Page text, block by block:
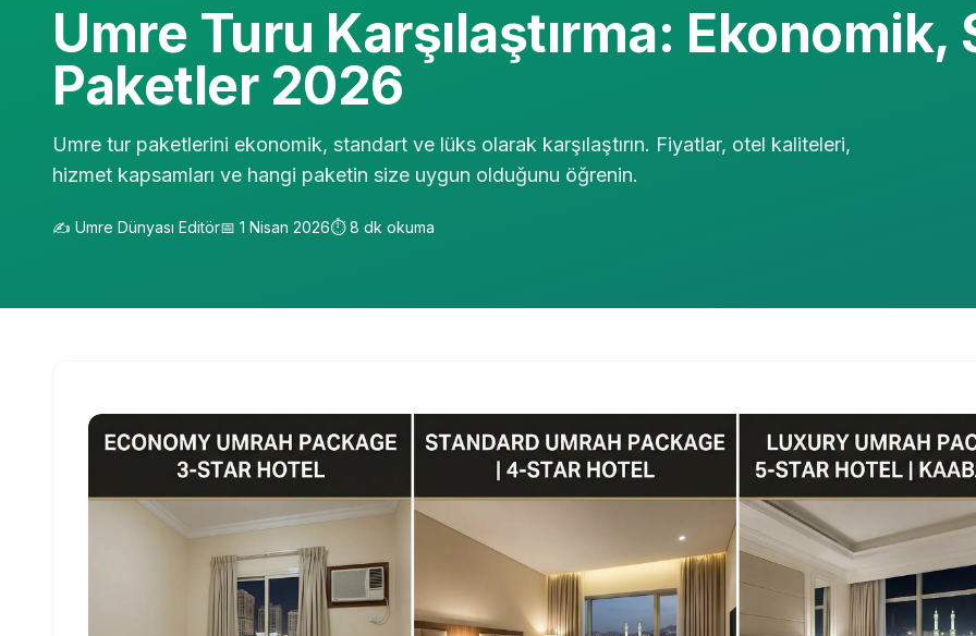
Umre Turu Karşılaştırma:
Paketler 2026
Umre tur paketlerini ekonomik, standart ve lüks olarak karşılaştırın. Fiyatlar, otel kaliteleri,
hizmet kapsamları ve hangi paketin size uygun olduğunu öğrenin.
✍️ Umre Dünyası Editör📅 1 Nisan 2026⏱️8 dk okuma